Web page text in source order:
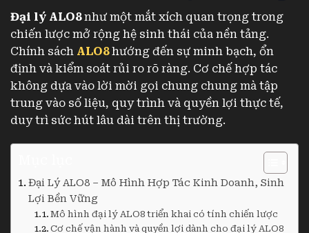
Đại lý ALO8như một mắt xích quan trọng trong
chiến lược mở rộng hệ sinh thái của nền tảng.
Chính sách ALO8hướng đến sự minh bạch, ổn
định và kiểm soát rủi ro rõ ràng. Cơ chế hợp tác
không dựa vào lời mời gọi chung chung mà tập
trung vào số liệu, quy trình và quyền lợi thực tế,
duy trì sức hút lâu dài trên thị trường.
Đại Lý ALO8 – Mô Hình Hợp Tác Kinh Doanh, Sinh
Lợi Bền Vững
Mô hình đại lý ALO8 triển khai có tính chiến lược
Cơ chế vận hành và quyền lợi dành cho đại lý ALO8